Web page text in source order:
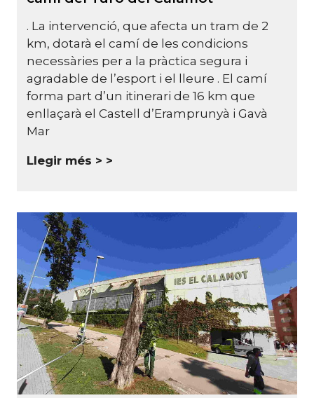
. La intervenció, que afecta un tram de 2
km, dotarà el camí de les condicions
necessàries per a la pràctica segura i
agradable de l’esport i el lleure . El camí
forma part d’un itinerari de 16 km que
enllaçarà el Castell d’Eramprunyà i Gavà
Mar
Llegir més >